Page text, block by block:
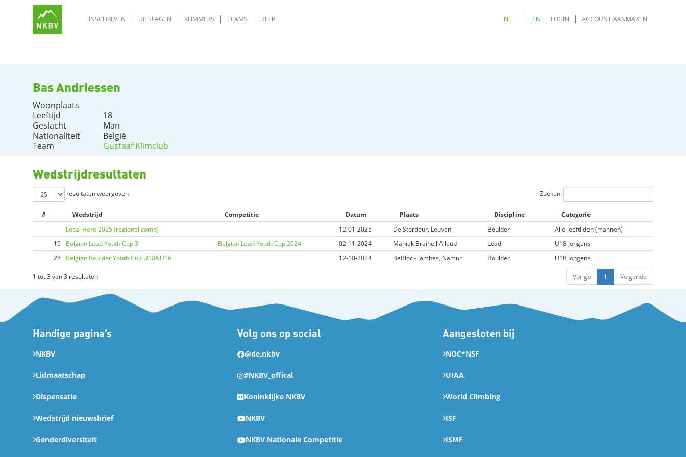
INSCHRIJVEN UITSLAGEN KLIMMERS TEAMS HELP NL EN LOGIN ACCOUNT AANMAKEN
Bas Andriessen
Woonplaats
Leeftijd
18
Geslacht
Man
Nationaliteit
België
Team
Gustaaf Klimclub
Wedstrijdresultaten
resultaten weergeven Zoeken:
# Wedstrijd Competitie Datum Plaats Discipline
Categorie
Local Hero 2025 (regional comp)
12-01-2025 De Stordeur, Leuven Boulder
Alle leeftijden (mannen)
19
Belgian Lead Youth Cup 3 Belgian Lead Youth Cup 2024 02-11-2024 Maniak Braine l'Alleud Lead
U18 Jongens
28
Belgian Boulder Youth Cup U18&U16 12-10-2024 BeBloc - Jambes, Namur Boulder U18 Jongens
1 tot 3 van 3 resultaten Vorige 1 Volgende
Handige pagina’s
NKBV
Lidmaatschap
Dispensatie
Wedstrijd nieuwsbrief
Genderdiversiteit
Volg ons op social
@de.nkbv
#NKBV_offical
Koninklijke NKBV
NKBV
NKBV Nationale Competitie
Aangesloten bij
NOC*NSF
UIAA
World Climbing
ISF
ISMF